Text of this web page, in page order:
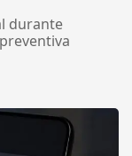
durante